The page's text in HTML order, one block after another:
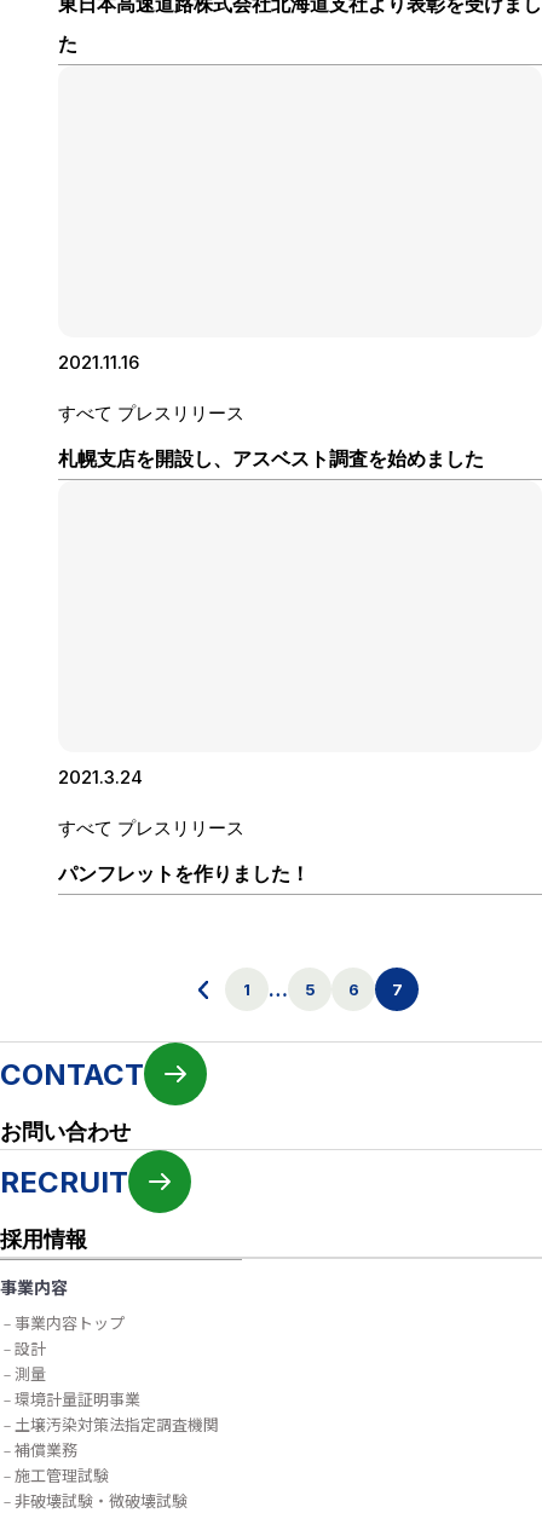
た
2021.11.16
すべて プレスリリース
札幌支店を開設し、アスベスト調査を始めました
2021.3.24
すべて プレスリリース
パンフレットを作りました！
1 … 5 6 7
CONTACT
お問い合わせ
RECRUIT
採用情報
事業内容
事業内容トップ
設計
測量
環境計量証明事業
土壌汚染対策法指定調査機関
補償業務
施工管理試験
非破壊試験・微破壊試験